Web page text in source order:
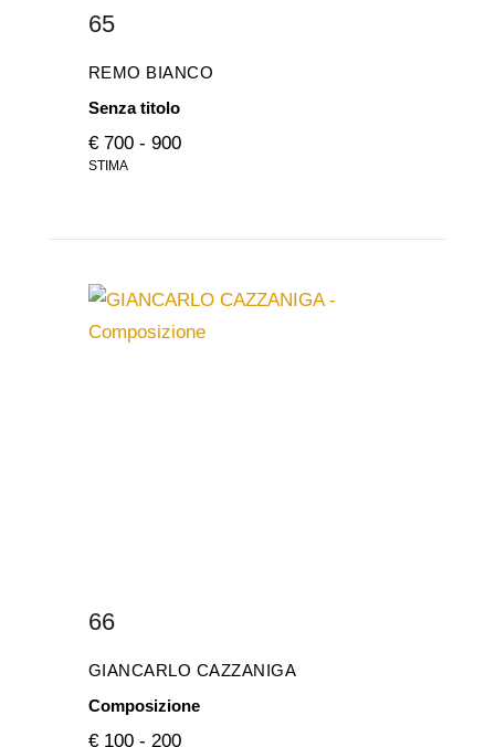
65
REMO BIANCO
Senza titolo
€ 700 - 900
STIMA
66
GIANCARLO CAZZANIGA
Composizione
€ 100 - 200